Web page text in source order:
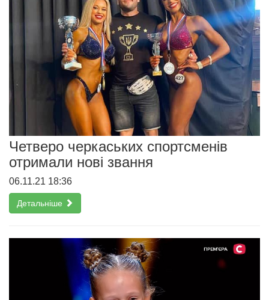
Четверо черкаських спортсменів
отримали нові звання
06.11.21 18:36
Детальніше